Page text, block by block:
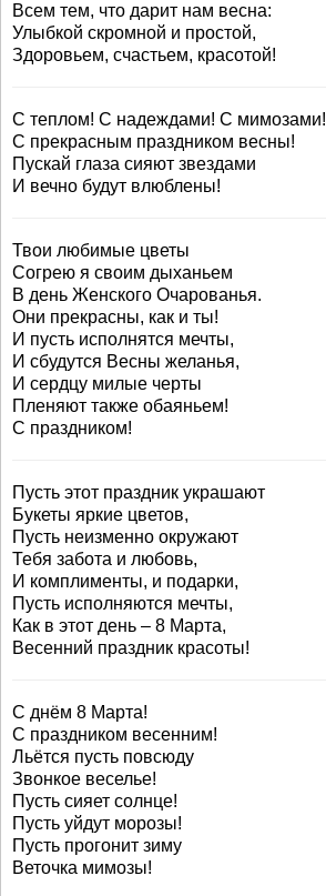
Всем тем, что дарит нам весна:
Улыбкой скромной и простой,
Здоровьем, счастьем, красотой!
С теплом! С надеждами! С мимозами!
С прекрасным праздником весны!
Пускай глаза сияют звездами
И вечно будут влюблены!
Твои любимые цветы
Согрею я своим дыханьем
В день Женского Очарованья.
Они прекрасны, как и ты!
И пусть исполнятся мечты,
И сбудутся Весны желанья,
И сердцу милые черты
Пленяют также обаяньем!
С праздником!
Пусть этот праздник украшают
Букеты яркие цветов,
Пусть неизменно окружают
Тебя забота и любовь,
И комплименты, и подарки,
Пусть исполняются мечты,
Как в этот день – 8 Марта,
Весенний праздник красоты!
С днём 8 Марта!
С праздником весенним!
Льётся пусть повсюду
Звонкое веселье!
Пусть сияет солнце!
Пусть уйдут морозы!
Пусть прогонит зиму
Веточка мимозы!